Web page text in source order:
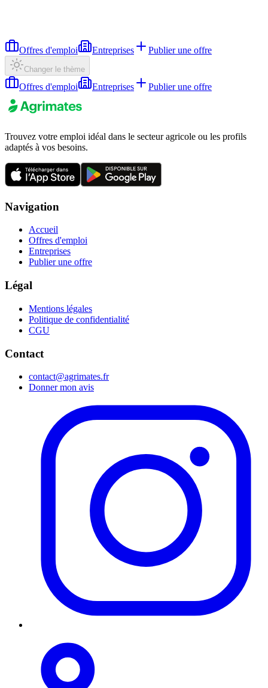
Offres d'emploi Entreprises Publier une offre
Changer le thème
Offres d'emploi Entreprises Publier une offre
Trouvez votre emploi idéal dans le secteur agricole ou les profils
adaptés à vos besoins.
Navigation
Accueil
Offres d'emploi
Entreprises
Publier une offre
Légal
Mentions légales
Politique de confidentialité
CGU
Contact
contact@agrimates.fr
Donner mon avis